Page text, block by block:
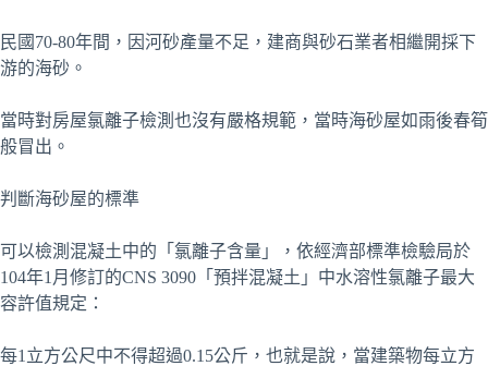
民國70-80年間，因河砂產量不足，建商與砂石業者相繼開採下
游的海砂。
當時對房屋氯離子檢測也沒有嚴格規範，當時海砂屋如雨後春筍
般冒出。
判斷海砂屋的標準
可以檢測混凝土中的「氯離子含量」，依經濟部標準檢驗局於
104年1月修訂的CNS 3090「預拌混凝土」中水溶性氯離子最大
容許值規定：
每1立方公尺中不得超過0.15公斤，也就是說，當建築物每立方